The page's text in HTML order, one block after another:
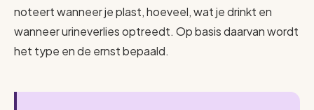
noteert wanneer je plast, hoeveel, wat je drinkt en
wanneer urineverlies optreedt. Op basis daarvan wordt
het type en de ernst bepaald.